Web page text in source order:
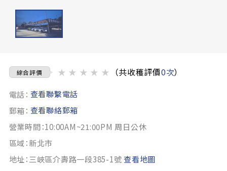
綜合評價 ★ ★ ★ ★ ★ （共收穫評價0次）
電話： 查看聯繫電話
郵箱： 查看聯絡郵箱
營業時間：10:00AM~21:00PM 周日公休
區域：新北市
地址：三峽區介壽路一段385-1號查看地圖